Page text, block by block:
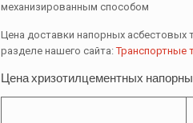
механизированным способом
Цена доставки напорных асбестовых
разделе нашего сайта:Транспортные
Цена хризотилцементных